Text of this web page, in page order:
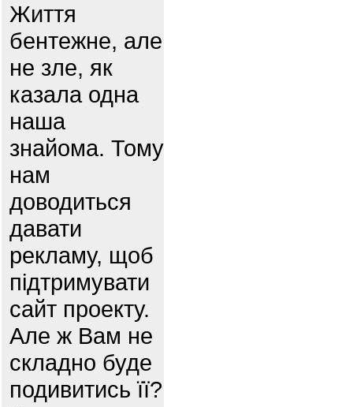
Життя
бентежне, але
не зле, як
казала одна
наша
знайома. Тому
нам
доводиться
давати
рекламу, щоб
підтримувати
сайт проекту.
Але ж Вам не
складно буде
подивитись її?